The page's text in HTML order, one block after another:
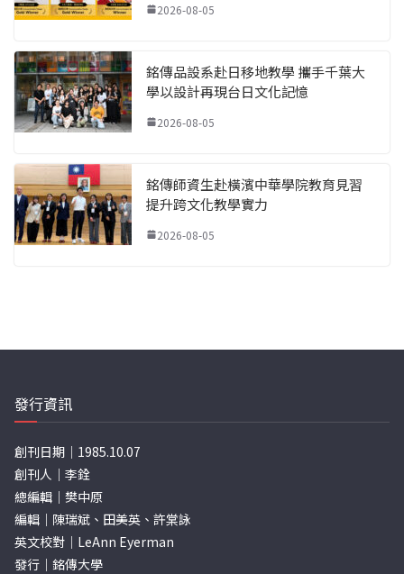
2026-08-05
銘傳品設系赴日移地教學 攜手千葉大
學以設計再現台日文化記憶
2026-08-05
銘傳師資生赴橫濱中華學院教育見習
提升跨文化教學實力
2026-08-05
發行資訊
創刊日期｜1985.10.07
創刊人｜李銓
總編輯｜樊中原
編輯｜陳瑞斌、田美英、許棠詠
英文校對｜LeAnn Eyerman
發行｜銘傳大學